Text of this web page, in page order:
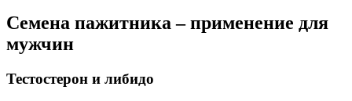
Семена пажитника – применение для
мужчин
Тестостерон и либидо